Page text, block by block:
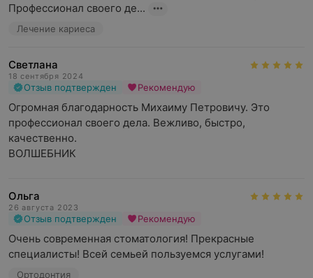
Профессионал своего де...
Лечение кариеса
Светлана
18 сентября 2024
Отзыв подтвержден Рекомендую
Огромная благодарность Михаиму Петровичу. Это
профессионал своего дела. Вежливо, быстро,
качественно.
ВОЛШЕБНИК
Ольга
26 августа 2023
Отзыв подтвержден Рекомендую
Очень современная стоматология! Прекрасные
специалисты! Всей семьей пользуемся услугами!
Ортодонтия